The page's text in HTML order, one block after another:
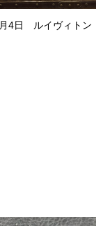
4日 ルイヴィトン